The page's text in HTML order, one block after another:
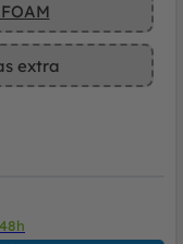
extra